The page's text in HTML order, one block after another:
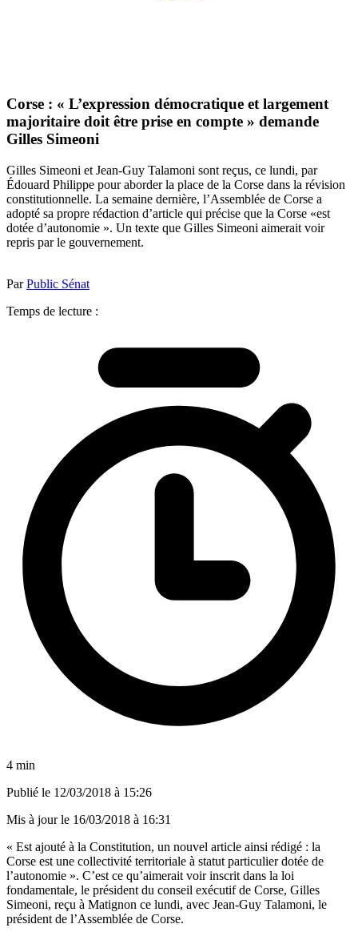
Corse : « L’expression démocratique et largement
majoritaire doit être prise en compte » demande
Gilles Simeoni
Gilles Simeoni et Jean-Guy Talamoni sont reçus, ce lundi, par
Édouard Philippe pour aborder la place de la Corse dans la révision
constitutionnelle. La semaine dernière, l’Assemblée de Corse a
adopté sa propre rédaction d’article qui précise que la Corse «est
dotée d’autonomie ». Un texte que Gilles Simeoni aimerait voir
repris par le gouvernement.
ParPublic Sénat
Temps de lecture :
4 min
Publié le 12/03/2018 à 15:26
Mis à jour le 16/03/2018 à 16:31
« Est ajouté à la Constitution, un nouvel article ainsi rédigé : la
Corse est une collectivité territoriale à statut particulier dotée de
l’autonomie ». C’est ce qu’aimerait voir inscrit dans la loi
fondamentale, le président du conseil exécutif de Corse, Gilles
Simeoni, reçu à Matignon ce lundi, avec Jean-Guy Talamoni, le
président de l’Assemblée de Corse.